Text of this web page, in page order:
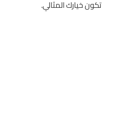
تكون خيارك المثالي.